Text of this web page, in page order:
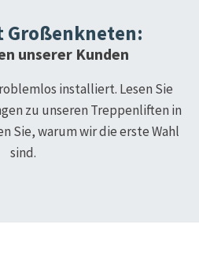
Großenkneten:
unserer Kunden
installiert. Lesen Sie
zu unseren Treppenliften in
Sie, warum wir die erste Wahl
sind.